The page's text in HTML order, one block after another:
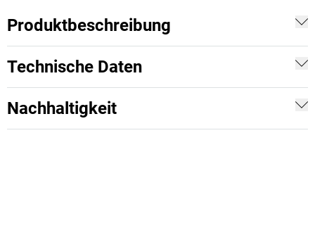
Produktbeschreibung
Technische Daten
Nachhaltigkeit